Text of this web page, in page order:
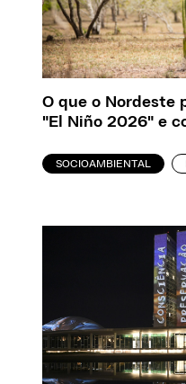
O que o Nordeste
"El Niño 2026" e
SOCIOAMBIENTAL